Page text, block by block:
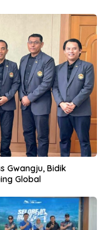
Gwangju, Bidik
Global